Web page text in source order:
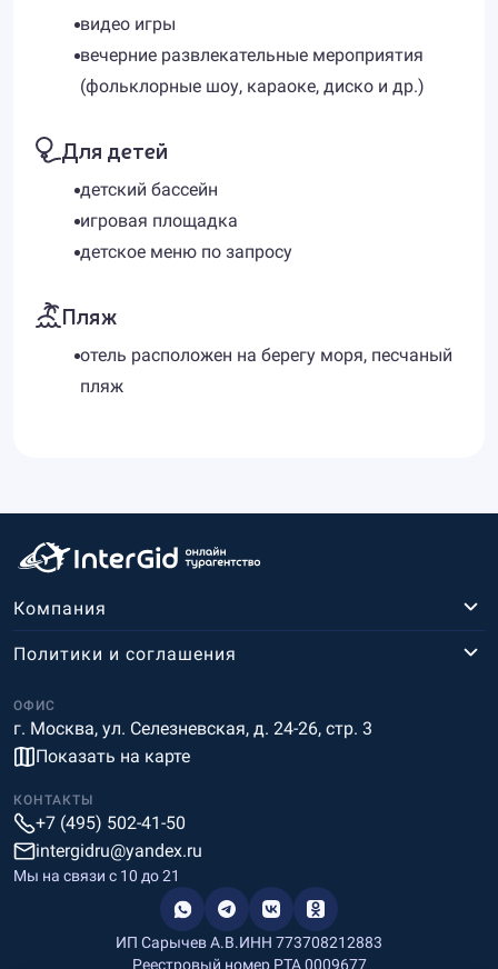
видео игры
вечерние развлекательные мероприятия
(фольклорные шоу, караоке, диско и др.)
Для детей
детский бассейн
игровая площадка
детское меню по запросу
Пляж
отель расположен на берегу моря, песчаный
пляж
Компания
ОФИС
г. Москва, ул. Селезневская, д. 24-26, стр. 3
Показать на карте
Политики и соглашения
КОНТАКТЫ
+7 (495) 502-41-50
intergidru@yandex.ru
Мы на связи c 10 до 21
ИП Сарычев А.В.ИНН 773708212883
Реестровый номер РТА 0009677